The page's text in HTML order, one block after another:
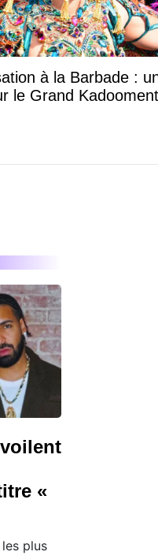
à la Barbade :
le Grand
«
les plus